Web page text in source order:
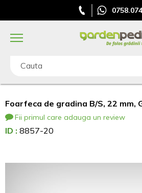
Cauta
Foarfeca de gradina B/S, 22 mm,
Fii primul care adauga un review
ID : 8857-20